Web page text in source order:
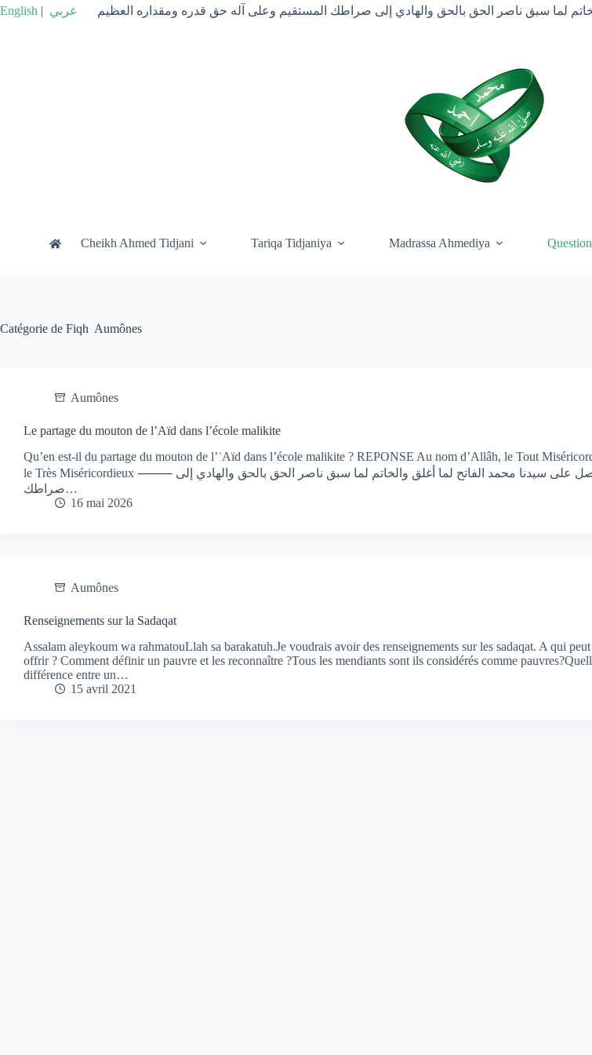
Passer
English | عربي لما سبق ناصر الحق بالحق والهادي إلى صراطك المستقيم وعلى آله حق قدره ومقداره العظيم
Cheikh Ahmed Tidjani Tariqa Tidjaniya Madrassa Ahmediya
Catégorie de Fiqh Aumônes
Aumônes
Le partage du mouton de l’Aïd dans l’école malikite
Qu’en est-il du partage du mouton de l’ʿAïd dans l’école malikite ? REPONSE Au nom d’Allâh, le Tout
le Très Miséricordieux ⸻ اللهم صل على سيدنا محمد الفاتح لما أغلق والخاتم لما سبق ناصر الحق بالحق والهادي إلى
صراطك…
16 mai 2026
Aumônes
Renseignements sur la Sadaqat
Assalam aleykoum wa rahmatouLlah sa barakatuh.Je voudrais avoir des renseignements sur les sadaqat. A qui
offrir ? Comment définir un pauvre et les reconnaître ?Tous les mendiants sont ils considérés comme
différence entre un…
15 avril 2021